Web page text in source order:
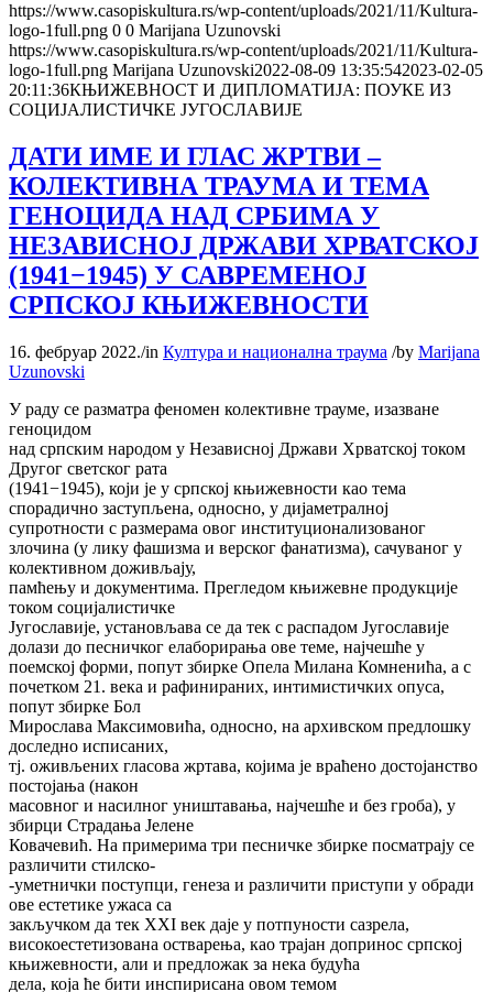
https://www.casopiskultura.rs/wp-content/uploads/2021/11/Kultura-
logo-1full.png 0 0 Marijana Uzunovski
https://www.casopiskultura.rs/wp-content/uploads/2021/11/Kultura-
logo-1full.png Marijana Uzunovski2022-08-09 13:35:542023-02-05
20:11:36КЊИЖЕВНОСТ И ДИПЛОМАТИЈА: ПОУКЕ ИЗ
СОЦИЈАЛИСТИЧКЕ ЈУГОСЛАВИЈЕ
ДАТИ ИМЕ И ГЛАС ЖРТВИ –
КОЛЕКТИВНА ТРАУМА И ТЕМА
ГЕНОЦИДА НАД СРБИМА У
НЕЗАВИСНОЈ ДРЖАВИ ХРВАТСКОЈ
(1941−1945) У САВРЕМЕНОЈ
СРПСКОЈ КЊИЖЕВНОСТИ
16. фебруар 2022./in Култура и национална траума /by Marijana
Uzunovski
У раду се разматра феномен колективне трауме, изазване
геноцидом
над српским народом у Независној Држави Хрватској током
Другог светског рата
(1941−1945), који је у српској књижевности као тема
спорадично заступљена, односно, у дијаметралној
супротности с размерама овог институционализованог
злочина (у лику фашизма и верског фанатизма), сачуваног у
колективном доживљају,
памћењу и документима. Прегледом књижевне продукције
током социјалистичке
Југославије, установљава се да тек с распадом Југославије
долази до песничког елаборирања ове теме, најчешће у
поемској форми, попут збирке Опела Милана Комненића, а с
почетком 21. века и рафинираних, интимистичких опуса,
попут збирке Бол
Мирослава Максимовића, односно, на архивском предлошку
доследно исписаних,
тј. оживљених гласова жртава, којима је враћено достојанство
постојања (након
масовног и насилног уништавања, најчешће и без гроба), у
збирци Страдања Јелене
Ковачевић. На примерима три песничке збирке посматрају се
различити стилско-
-уметнички поступци, генеза и различити приступи у обради
ове естетике ужаса са
закључком да тек XXI век даје у потпуности сазрела,
високоестетизована остварења, као трајан допринос српској
књижевности, али и предложак за нека будућа
дела, која ће бити инспирисана овом темом